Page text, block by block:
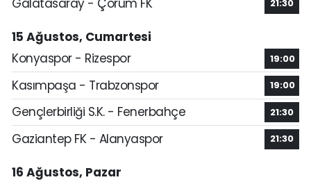
21:30
15 Ağustos, Cumartesi
Konyaspor - Rizespor
19:00
Kasımpaşa - Trabzonspor 19:00
Gençlerbirliği S.K. - Fenerbahçe 21:30
Gaziantep FK - Alanyaspor 21:30
16 Ağustos, Pazar